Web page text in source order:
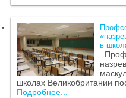
в
школах Великобритании
Подробнее...